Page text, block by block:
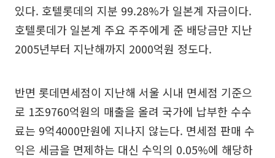
있다. 호텔롯데의 지분 99.28%가 일본계 자금이다.
호텔롯데가 일본계 주요 주주에게 준 배당금만 지난
2005년부터 지난해까지 2000억원 정도다.
반면 롯데면세점이 지난해 서울 시내 면세점 기준으
로 1조9760억원의 매출을 올려 국가에 납부한 수수
료는 9억4000만원에 지나지 않는다. 면세점 판매 수
익은 세금을 면제하는 대신 수익의 0.05%에 해당하